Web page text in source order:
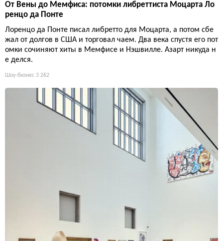
От Вены до Мемфиса: потомки либреттиста Моцарта Ло
ренцо да Понте
Лоренцо да Понте писал либретто для Моцарта, а потом сбе
жал от долгов в США и торговал чаем. Два века спустя его пот
омки сочиняют хиты в Мемфисе и Нэшвилле. Азарт никуда н
е делся.
Шоу-бизнес 3 262